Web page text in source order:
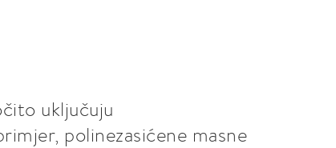
uključuju
polinezasićene masne